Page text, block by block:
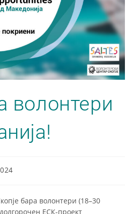
волонтери
бара волонтери (18–30
ЕСК-проект